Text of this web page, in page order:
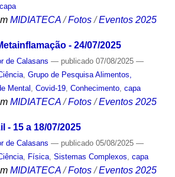
capa
MIDIATECA /Fotos /Eventos 2025
- 24/07/2025
de Calasans — publicado07/08/2025 —
, Grupo de Pesquisa Alimentos,
Mental, Covid-19, Conhecimento, capa
MIDIATECA /Fotos /Eventos 2025
- 15 a 18/07/2025
de Calasans — publicado05/08/2025 —
, Física, Sistemas Complexos capa
MIDIATECA /Fotos /Eventos 2025